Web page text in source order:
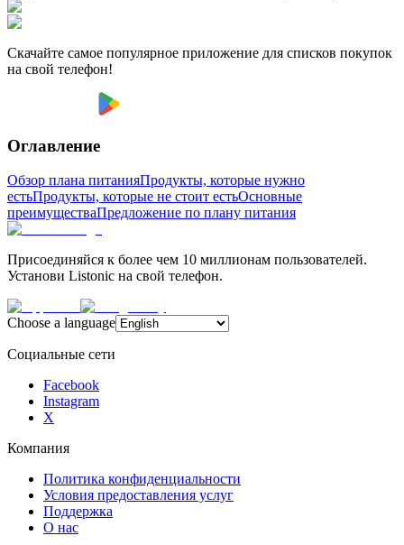
Скачайте самое популярное приложение для списков покупок
на свой телефон!
Оглавление
Обзор плана питанияПродукты, которые нужно
естьПродукты, которые не стоит естьОсновные
преимуществаПредложение по плану питания
Присоединяйся к более чем 10 миллионам пользователей.
Установи Listonic на свой телефон.
Choose a language
Социальные сети
Facebook
Instagram
X
Компания
Политика конфиденциальности
Условия предоставления услуг
Поддержка
О нас